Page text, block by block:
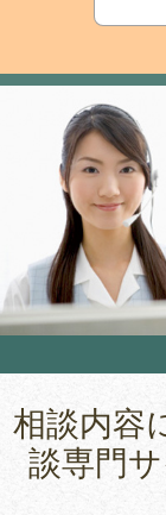
相談内容
談専門